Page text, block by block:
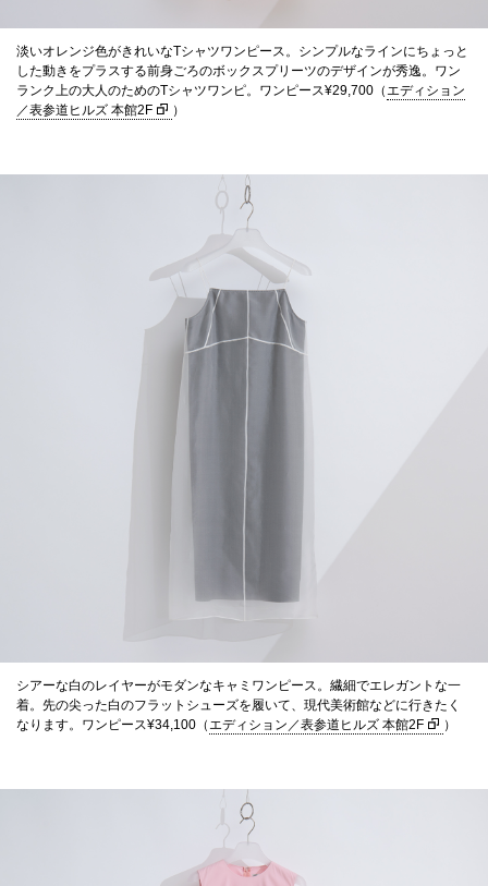
淡いオレンジ色がきれいなTシャツワンピース。シンプルなラインにちょっと
した動きをプラスする前身ごろのボックスプリーツのデザインが秀逸。ワン
ランク上の大人のためのTシャツワンピ。ワンピース¥29,700（エディション
／表参道ヒルズ 本館2F
）
シアーな白のレイヤーがモダンなキャミワンピース。繊細でエレガントな一
着。先の尖った白のフラットシューズを履いて、現代美術館などに行きたく
なります。ワンピース¥34,100（エディション／表参道ヒルズ 本館2F ）